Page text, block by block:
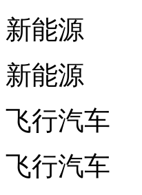
新能源
新能源
飞行汽车
飞行汽车